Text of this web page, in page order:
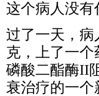
这个病人没有
过了一天，病
克，上了一个
磷酸二酯酶II
衰治疗的一